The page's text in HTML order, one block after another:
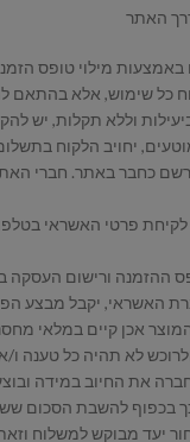
האתר
וללא תקלות, יש
יחויב הלקוח
כחבר באתר. חברי
לקיחת פרטי האשראי
אכן קיים במלאי
לא תהיה כל טענה ו/
את החיוב במידה
בכפוף להשבת הסכום